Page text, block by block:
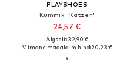
PLAYSHOES
Kummik 'Katzen'
24,57 €
Algselt: 32,90 €
Viimane madalaim hind:20,23 €